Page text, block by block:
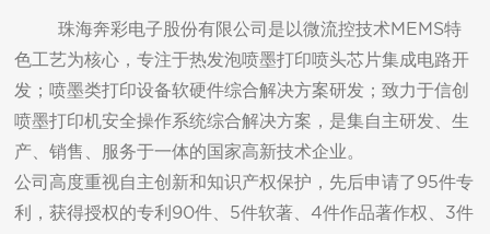
        珠海奔彩电子股份有限公司是以微流控技术MEMS特
色工艺为核心，专注于热发泡喷墨打印喷头芯片集成电路开
发；喷墨类打印设备软硬件综合解决方案研发；致力于信创
喷墨打印机安全操作系统综合解决方案，是集自主研发、生
产、销售、服务于一体的国家高新技术企业。
公司高度重视自主创新和知识产权保护，先后申请了95件专
利，获得授权的专利90件、5件软著、4件作品著作权、3件